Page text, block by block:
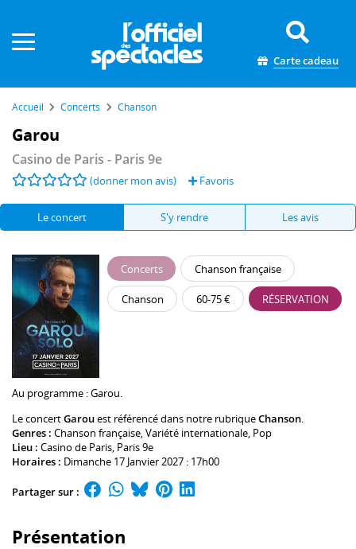
Carte cadeau
Accueil Concerts Chanson
Garou
Casino de Paris - Paris 9e
(donner mon avis) Favoris
Le concert S'y rendre Les avis
Concerts Chanson française
Chanson 60-75 € RÉSERVATION
Au programme :Garou.
Le concertGarouest référencé dans notre rubriqueChanson.
Genres : Chanson française,Variété internationale, Pop
Lieu : Casino de Paris, Paris 9e
Horaires : Dimanche 17 Janvier 2027 : 17h00
Partager sur :
Présentation